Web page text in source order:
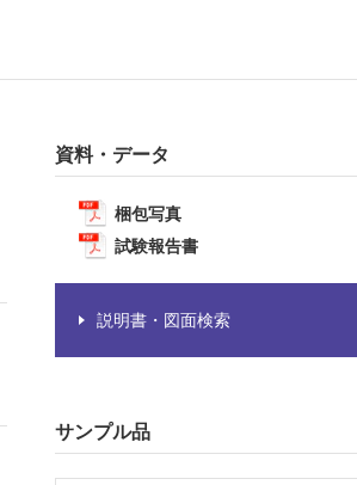
資料・データ
梱包写真
試験報告書
説明書・図面検索
サンプル品